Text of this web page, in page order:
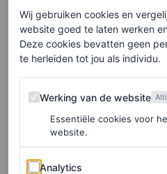
LOIS
Let’s
duidde
trends
dit
Wij gebruiken cookies en
website goed te laten werken
Deze cookies bevatten geen
te herleiden tot jou als individu.
Werking van de website
Werking van de website
Essentiële cookies voor
website.
Analytics
Analytics